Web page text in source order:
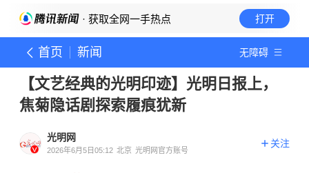
· 获取全网一手热点 打开
首页 新闻 无障碍
【文艺经典的光明印迹】光明日报上，
焦菊隐话剧探索履痕犹新
光明网
2026年6月5日05:12 北京 光明网官方账号
关注